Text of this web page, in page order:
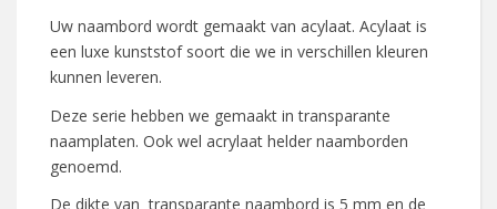
Uw naambord wordt gemaakt van acylaat. Acylaat is
een luxe kunststof soort die we in verschillen kleuren
kunnen leveren.
Deze serie hebben we gemaakt in transparante
naamplaten. Ook wel acrylaat helder naamborden
genoemd.
De dikte van transparante naambord is 5 mm en de